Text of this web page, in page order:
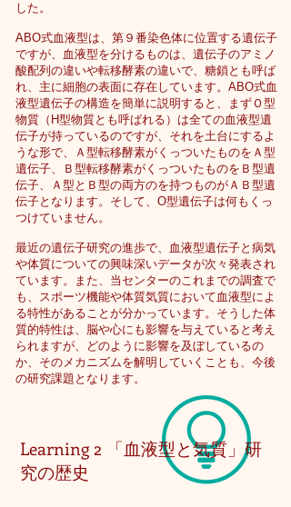
した。
ABO式血液型は、第９番染色体に位置する遺伝子
ですが、血液型を分けるものは、遺伝子のアミノ
酸配列の違いや転移酵素の違いで、糖鎖とも呼ば
れ、主に細胞の表面に存在しています。ABO式血
液型遺伝子の構造を簡単に説明すると、まずＯ型
物質（H型物質とも呼ばれる）は全ての血液型遺
伝子が持っているのですが、それを土台にするよ
うな形で、Ａ型転移酵素がくっついたものをＡ型
遺伝子、Ｂ型転移酵素がくっついたものをＢ型遺
伝子、Ａ型とＢ型の両方のを持つものがＡＢ型遺
伝子となります。そして、O型遺伝子は何もくっ
つけていません。
最近の遺伝子研究の進歩で、血液型遺伝子と病気
や体質についての興味深いデータが次々発表され
ています。また、当センターのこれまでの調査で
も、スポーツ機能や体質気質において血液型によ
る特性があることが分かっています。そうした体
質的特性は、脳や心にも影響を与えていると考え
られますが、どのように影響を及ぼしているの
か、そのメカニズムを解明していくことも、今後
の研究課題となります。
Learning 2 「血液型と気質」研
究の歴史